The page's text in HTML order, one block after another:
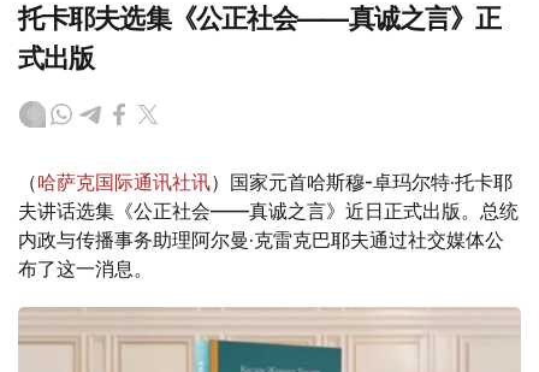
托卡耶夫选集《公正社会——真诚之言》正
式出版
（哈萨克国际通讯社讯）国家元首哈斯穆-卓玛尔特·托卡耶
夫讲话选集《公正社会——真诚之言》近日正式出版。总统
内政与传播事务助理阿尔曼·克雷克巴耶夫通过社交媒体公
布了这一消息。